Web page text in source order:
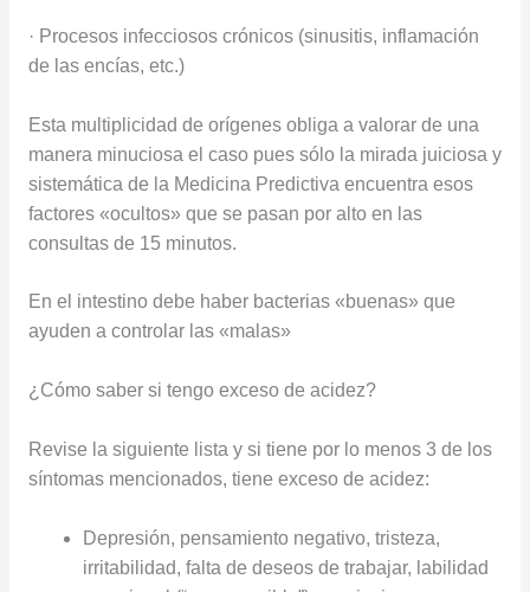
· Procesos infecciosos crónicos (sinusitis, inflamación
de las encías, etc.)
Esta multiplicidad de orígenes obliga a valorar de una
manera minuciosa el caso pues sólo la mirada juiciosa y
sistemática de la Medicina Predictiva encuentra esos
factores «ocultos» que se pasan por alto en las
consultas de 15 minutos.
En el intestino debe haber bacterias «buenas» que
ayuden a controlar las «malas»
¿Cómo saber si tengo exceso de acidez?
Revise la siguiente lista y si tiene por lo menos 3 de los
síntomas mencionados, tiene exceso de acidez:
Depresión, pensamiento negativo, tristeza,
irritabilidad, falta de deseos de trabajar, labilidad